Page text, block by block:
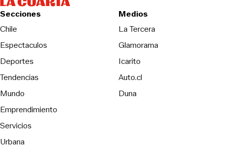
Secciones
Chile
Espectaculos
Deportes
Tendencias
Mundo
Emprendimiento
Servicios
Urbana
Medios
La TerceraOpens in new
Glamorama
Icarito
Auto.cl
DunaOpens in new window